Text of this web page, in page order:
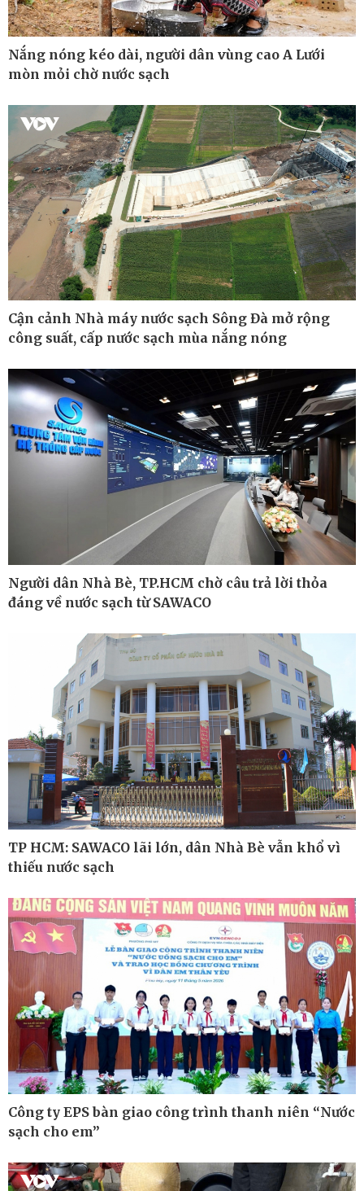
Thế giới
Quan sát
Cuộc sống đó đây
Multimedia
Infographic
Kinh tế
Thị trường
Giá vàng
Tiêu dùng
Tỷ giá
Chứng khoán
Giá cà phê
Pháp luật
Vụ án
Tin nóng
Tư vấn luật
Pickleball
Bóng đá quốc tế
Bóng đá Việt Nam
Thế giới thể thao
Lịch thi đấu bóng đá
eSports
Hậu trường
Nắng nóng kéo dài, người dân vùng cao A Lưới
mòn mỏi chờ nước sạch
Cận cảnh Nhà máy nước sạch Sông Đà mở rộng
công suất, cấp nước sạch mùa nắng nóng
Người dân Nhà Bè, TP.HCM chờ câu trả lời thỏa
đáng về nước sạch từ SAWACO
TP HCM: SAWACO lãi lớn, dân Nhà Bè vẫn khổ vì
thiếu nước sạch
Công ty EPS bàn giao công trình thanh niên “Nước
sạch cho em”